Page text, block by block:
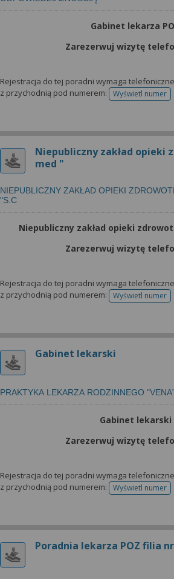
Gabinet lekarza
Zarezerwuj wizytę
Rejestracja do tej poradni wymaga
z przychodnią pod numerem:
Wyświetl numer
telefonu
Niepubliczny zakład opieki
med "
NIEPUBLICZNY ZAKŁAD OPIEKI
"S.C
Niepubliczny zakład opieki
Zarezerwuj wizytę
Rejestracja do tej poradni wymaga
z przychodnią pod numerem:
Wyświetl numer
telefonu
Gabinet lekarski
PRAKTYKA LEKARZA RODZINNEGO
Gabinet lekarski
Zarezerwuj wizytę
Rejestracja do tej poradni wymaga
z przychodnią pod numerem:
Wyświetl numer
telefonu
Poradnia lekarza POZ filia